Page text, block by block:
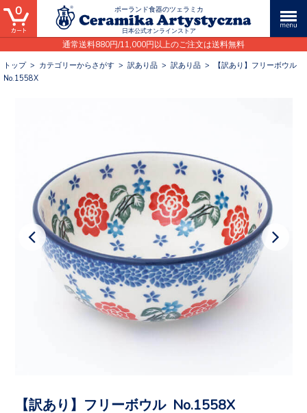
ポーランド食器のツェラミカ
日本公式オンラインストア
通常送料880円/11,000円以上のご注文は送料無料
0
トップ> カテゴリーからさがす > 訳あり品 > 訳あり品 >
【訳あり】フリーボウル
No.1558X
【訳あり】フリーボウル No.1558X